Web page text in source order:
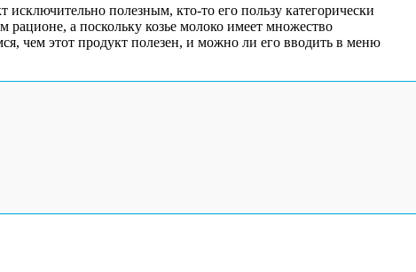
исключительно полезным, кто-то его пользу категорически
а поскольку козье молоко имеет множество
чем этот продукт полезен, и можно ли его вводить в меню